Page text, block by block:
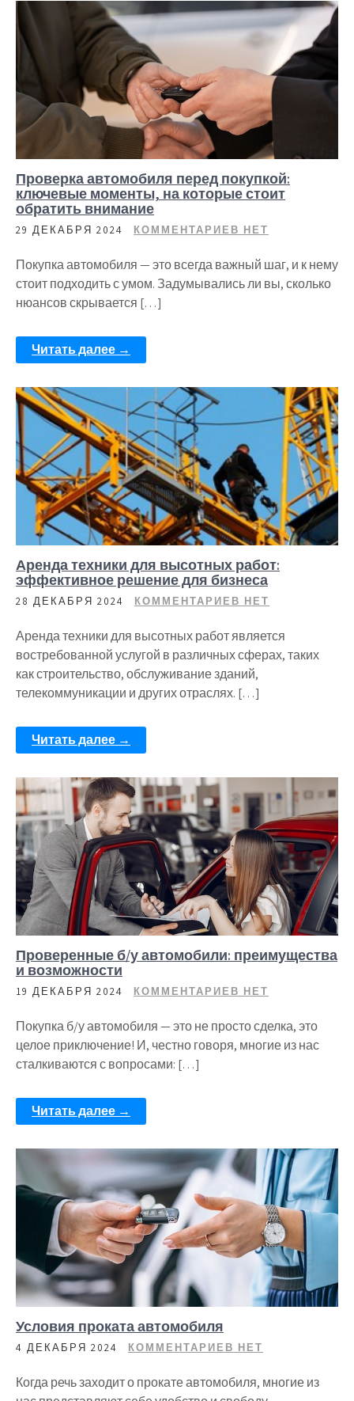
Проверка автомобиля перед покупкой:
ключевые моменты, на которые стоит
обратить внимание
29 ДЕКАБРЯ 2024 КОММЕНТАРИЕВ НЕТ
Покупка автомобиля — это всегда важный шаг, и к нему
стоит подходить с умом. Задумывались ли вы, сколько
нюансов скрывается […]
Читать далее →
Аренда техники для высотных работ:
эффективное решение для бизнеса
28 ДЕКАБРЯ 2024 КОММЕНТАРИЕВ НЕТ
Аренда техники для высотных работ является
востребованной услугой в различных сферах, таких
как строительство, обслуживание зданий,
телекоммуникации и других отраслях. […]
Читать далее →
Проверенные б/у автомобили: преимущества
и возможности
19 ДЕКАБРЯ 2024 КОММЕНТАРИЕВ НЕТ
Покупка б/у автомобиля — это не просто сделка, это
целое приключение! И, честно говоря, многие из нас
сталкиваются с вопросами: […]
Читать далее →
Условия проката автомобиля
4 ДЕКАБРЯ 2024 КОММЕНТАРИЕВ НЕТ
Когда речь заходит о прокате автомобиля, многие из